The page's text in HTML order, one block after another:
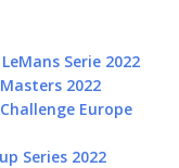
Serie 2022
Masters 2022
Europe
Series 2022